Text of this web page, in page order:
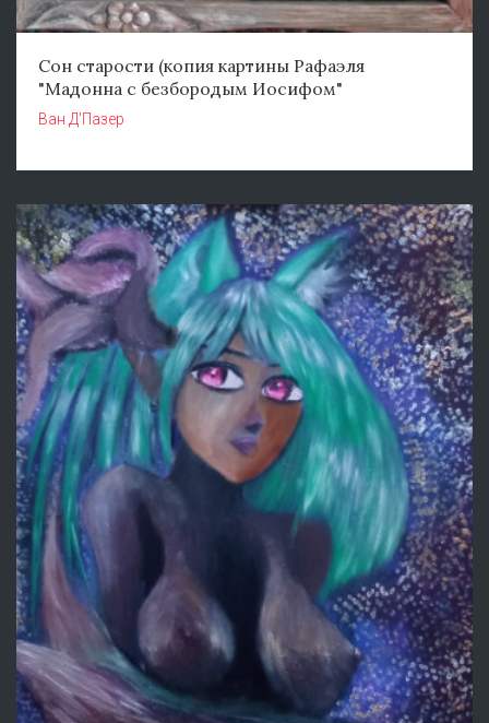
Сон старости (копия картины Рафаэля
"Мадонна с безбородым Иосифом"
Ван Д'Пазер